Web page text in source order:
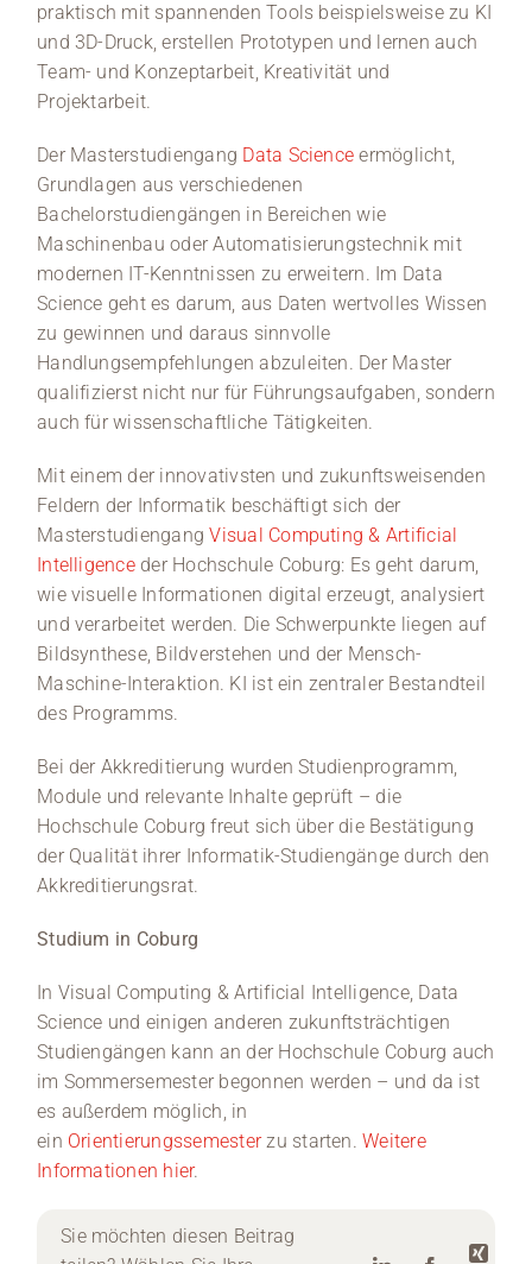
praktisch mit spannenden Tools beispielsweise zu KI
und 3D-Druck, erstellen Prototypen und lernen auch
Team- und Konzeptarbeit, Kreativität und
Projektarbeit.
Der Masterstudiengang Data Science ermöglicht,
Grundlagen aus verschiedenen
Bachelorstudiengängen in Bereichen wie
Maschinenbau oder Automatisierungstechnik mit
modernen IT-Kenntnissen zu erweitern. Im Data
Science geht es darum, aus Daten wertvolles Wissen
zu gewinnen und daraus sinnvolle
Handlungsempfehlungen abzuleiten. Der Master
qualifizierst nicht nur für Führungsaufgaben, sondern
auch für wissenschaftliche Tätigkeiten.
Mit einem der innovativsten und zukunftsweisenden
Feldern der Informatik beschäftigt sich der
MasterstudiengangVisual Computing & Artificial
Intelligenceder Hochschule Coburg: Es geht darum,
wie visuelle Informationen digital erzeugt, analysiert
und verarbeitet werden. Die Schwerpunkte liegen auf
Bildsynthese, Bildverstehen und der Mensch-
Maschine-Interaktion. KI ist ein zentraler Bestandteil
des Programms.
Bei der Akkreditierung wurden Studienprogramm,
Module und relevante Inhalte geprüft – die
Hochschule Coburg freut sich über die Bestätigung
der Qualität ihrer Informatik-Studiengänge durch den
Akkreditierungsrat.
Studium in Coburg
In Visual Computing & Artificial Intelligence, Data
Science und einigen anderen zukunftsträchtigen
Studiengängen kann an der Hochschule Coburg auch
im Sommersemester begonnen werden – und da ist
es außerdem möglich, in
ein Orientierungssemesterzu starten.Weitere
Informationen hier.
Sie möchten diesen Beitrag